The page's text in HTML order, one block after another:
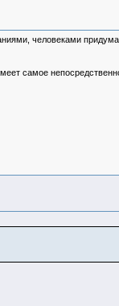
человеками
самое